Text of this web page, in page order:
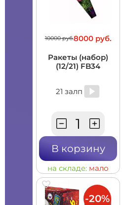
10000 руб.8000 руб.
Ракеты (набор)
(12/21) FB34
21 залп
В корзину
на складе: мало
-20%